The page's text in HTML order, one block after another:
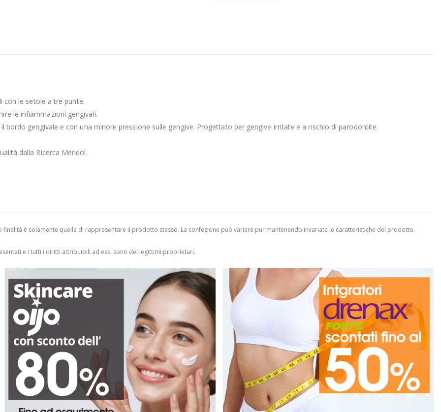
con le setole a tre punte.
le infiammazioni gengivali.
gengivale e con una minore pressione sulle gengive. Progettato per gengive irritate e a rischio di parodontite.
dalla Ricerca Meridol.
è solamente quella di rappresentare il prodotto stesso. La confezione può variare pur mantenendo invariate le caratteristiche del prodotto.
e i tutti i diritti attribuibili ad essi sono dei legittimi proprietari.